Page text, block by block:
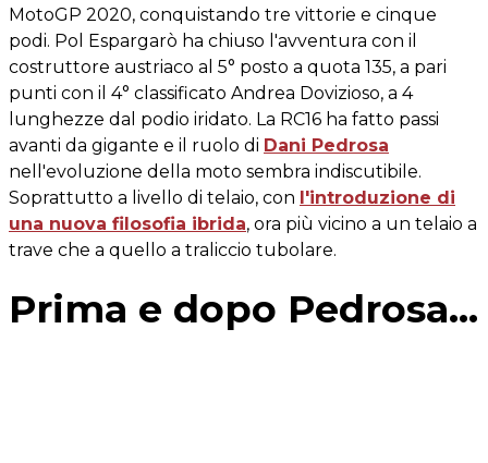
MotoGP 2020, conquistando tre vittorie e cinque
podi. Pol Espargarò ha chiuso l'avventura con il
costruttore austriaco al 5° posto a quota 135, a pari
punti con il 4° classificato Andrea Dovizioso, a 4
lunghezze dal podio iridato. La RC16 ha fatto passi
avanti da gigante e il ruolo di Dani Pedrosa
nell'evoluzione della moto sembra indiscutibile.
Soprattutto a livello di telaio, con l'introduzione di
una nuova filosofia ibrida, ora più vicino a un telaio a
trave che a quello a traliccio tubolare.
Prima e dopo Pedrosa...